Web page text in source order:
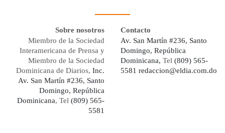
Sobre nosotros
Miembro de la Sociedad
Interamericana de Prensa y
Miembro de la Sociedad
Dominicana de Diarios, Inc.
Av. San Martín #236, Santo
Domingo, República
Dominicana, Tel (809) 565-
5581
Contacto
Av. San Martín #236, Santo
Domingo, República
Dominicana, Tel (809) 565-
5581 redaccion@eldia.com.do